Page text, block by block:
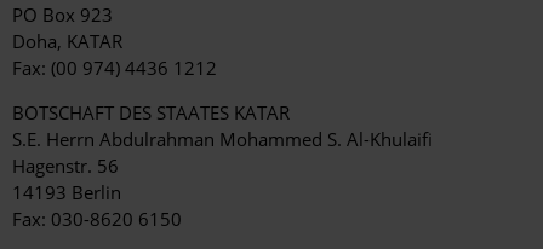
PO Box 923
Doha, KATAR
Fax: (00 974) 4436 1212
BOTSCHAFT DES STAATES KATAR
S.E. Herrn Abdulrahman Mohammed S. Al-Khulaifi
Hagenstr. 56
14193 Berlin
Fax: 030-8620 6150